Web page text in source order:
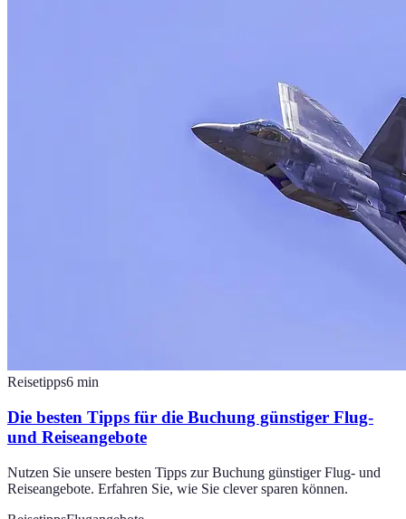
Reisetipps6 min
Die besten Tipps für die Buchung günstiger Flug-
und Reiseangebote
Nutzen Sie unsere besten Tipps zur Buchung günstiger Flug- und
Reiseangebote. Erfahren Sie, wie Sie clever sparen können.